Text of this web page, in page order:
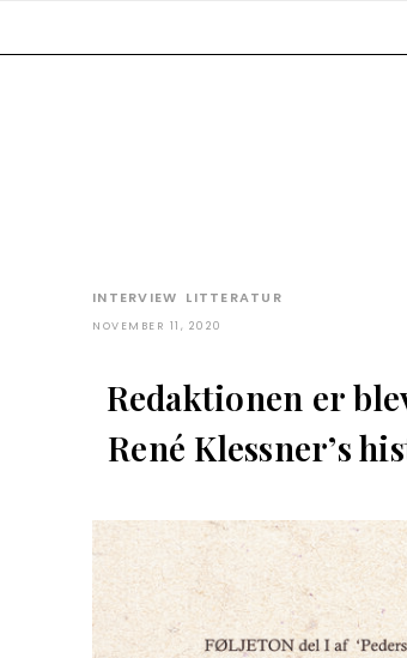
INTERVIEW LITTERATUR
NOVEMBER 11, 2020
Redaktionen er
René Klessner’s